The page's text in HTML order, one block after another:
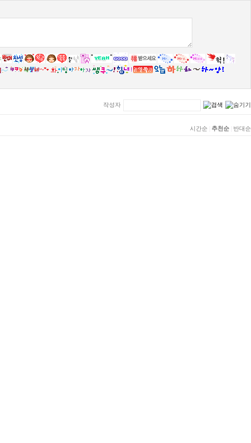
작성자
시간순 추천순 반대순